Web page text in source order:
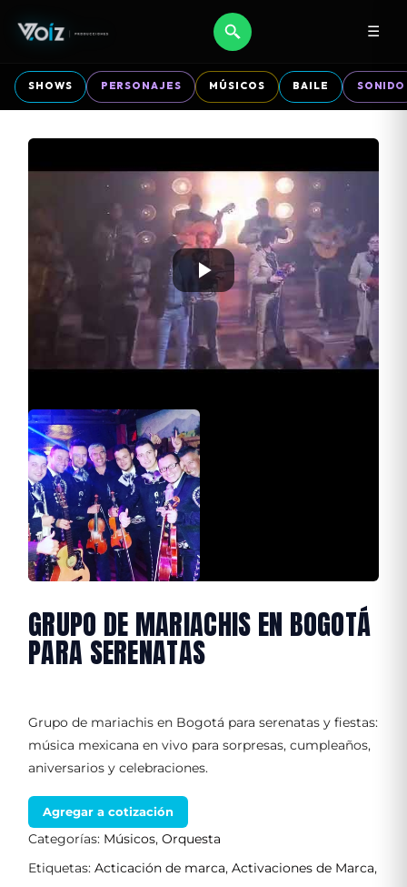
☰
SHOWS PERSONAJES MÚSICOS BAILE SONIDO
GRUPO DE MARIACHIS EN BOGOTÁ
PARA SERENATAS
Grupo de mariachis en Bogotá para serenatas y fiestas:
música mexicana en vivo para sorpresas, cumpleaños,
aniversarios y celebraciones.
Agregar a cotización
Categorías: Músicos, Orquesta
Etiquetas: Acticación de marca, Activaciones de Marca,